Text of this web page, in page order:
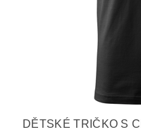
DĚTSKÉ TRIČKO S